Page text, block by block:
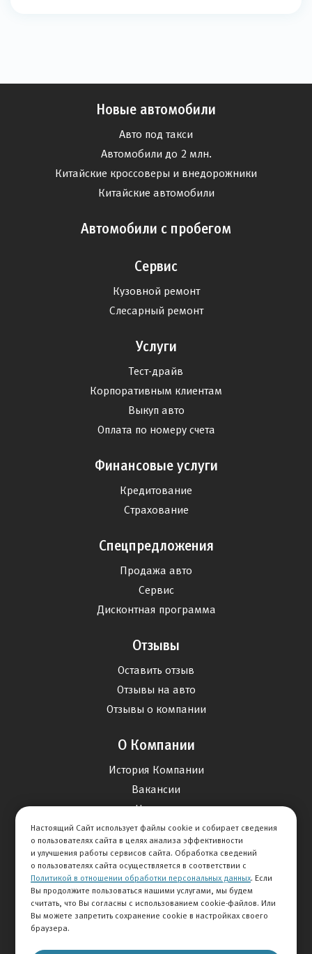
Новые автомобили
Авто под такси
Автомобили до 2 млн.
Китайские кроссоверы и внедорожники
Китайские автомобили
Автомобили с пробегом
Сервис
Кузовной ремонт
Слесарный ремонт
Услуги
Тест-драйв
Корпоративным клиентам
Выкуп авто
Оплата по номеру счета
Финансовые услуги
Кредитование
Страхование
Спецпредложения
Продажа авто
Сервис
Дисконтная программа
Отзывы
Оставить отзыв
Отзывы на авто
Отзывы о компании
О Компании
История Компании
Вакансии
Новости
Карта сайта
Контакты
+7 495 292-60-60
Настоящий Сайт использует файлы cookie и собирает сведения
о пользователях сайта в целях анализа эффективности
и улучшения работы сервисов сайта. Обработка сведений
о пользователях сайта осуществляется в соответствии с
Политикой в отношении обработки персональных данных. Если
Вы продолжите пользоваться нашими услугами, мы будем
считать, что Вы согласны с использованием cookie-файлов. Или
Вы можете запретить сохранение cookie в настройках своего
браузера.